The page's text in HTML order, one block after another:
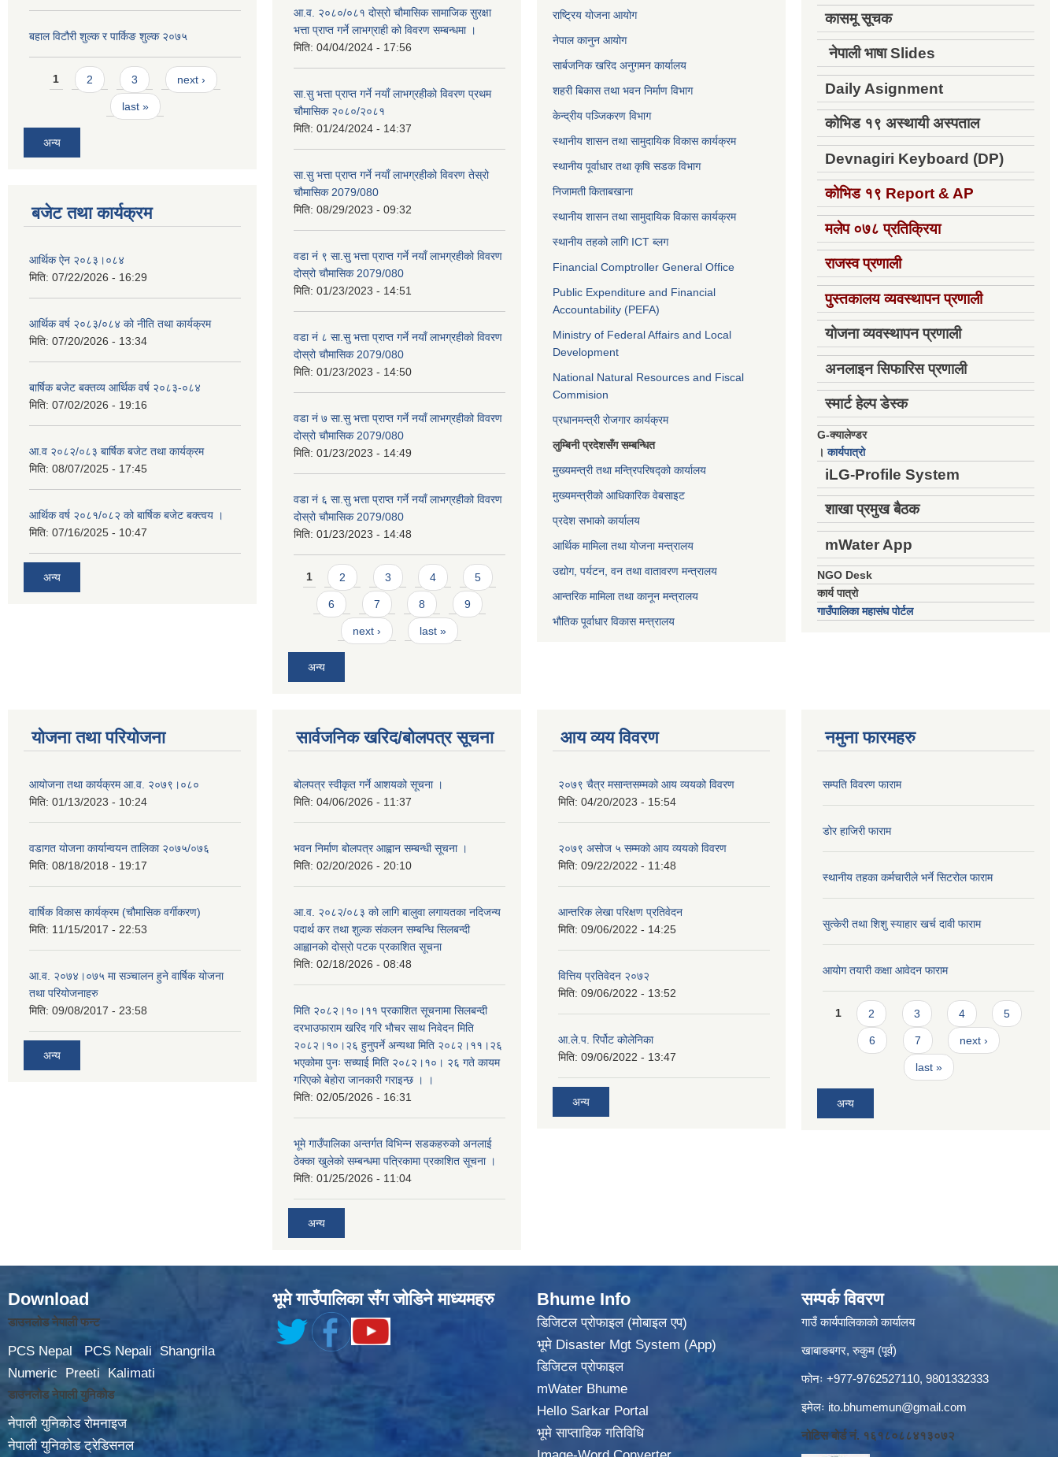
बहाल विटौरी शुल्क र पार्किङ शुल्क २०७५
Pages
1 2 3 next ›
last »
अन्य
बजेट तथा कार्यक्रम
आर्थिक ऐन २०८३।०८४
मिति: 07/22/2026 - 16:29
आर्थिक वर्ष २०८३/०८४ को नीति तथा कार्यक्रम
मिति: 07/20/2026 - 13:34
बार्षिक बजेट बक्तव्य आर्थिक वर्ष २०८३-०८४
मिति: 07/02/2026 - 19:16
आ.व २०८२/०८३ बार्षिक बजेट तथा कार्यक्रम
मिति: 08/07/2025 - 17:45
आर्थिक वर्ष २०८१/०८२ को बार्षिक बजेट बक्त्वय ।
मिति: 07/16/2025 - 10:47
अन्य
आ.व. २०८०/०८१ दोस्रो चौमासिक सामाजिक सुरक्षा
भत्ता प्राप्त गर्ने लाभग्राही को विवरण सम्बन्धमा ।
मिति: 04/04/2024 - 17:56
सा.सु भत्ता प्राप्त गर्ने नयाँ लाभग्रहीको विवरण प्रथम
चौमासिक २०८०/२०८१
मिति: 01/24/2024 - 14:37
सा.सु भत्ता प्राप्त गर्ने नयाँ लाभग्रहीको विवरण तेस्रो
चौमासिक 2079/080
मिति: 08/29/2023 - 09:32
वडा नं ९ सा.सु भत्ता प्राप्त गर्ने नयाँ लाभग्रहीको विवरण
दोस्रो चौमासिक 2079/080
मिति: 01/23/2023 - 14:51
वडा नं ८ सा.सु भत्ता प्राप्त गर्ने नयाँ लाभग्रहीको विवरण
दोस्रो चौमासिक 2079/080
मिति: 01/23/2023 - 14:50
वडा नं ७ सा.सु भत्ता प्राप्त गर्ने नयाँ लाभग्रहीको विवरण
दोस्रो चौमासिक 2079/080
मिति: 01/23/2023 - 14:49
वडा नं ६ सा.सु भत्ता प्राप्त गर्ने नयाँ लाभग्रहीको विवरण
दोस्रो चौमासिक 2079/080
मिति: 01/23/2023 - 14:48
Pages
1 2 3 4 5
6 7 8 9
next › last »
अन्य
राष्ट्रिय योजना आयोग
नेपाल कानुन आयोग
सार्बजनिक खरिद अनुगमन कार्यालय
शहरी बिकास तथा भवन निर्माण विभाग
केन्द्रीय पञ्जिकरण विभाग
स्थानीय शासन तथा सामुदायिक विकास कार्यक्रम
स्थानीय पूर्वाधार तथा कृषि सडक विभाग
निजामती किताबखाना
स्थानीय शासन तथा सामुदायिक विकास कार्यक्रम
स्थानीय तहको लागि ICT ब्लग
Financial Comptroller General Office
Public Expenditure and Financial
Accountability (PEFA)
Ministry of Federal Affairs and Local
Development
National Natural Resources and Fiscal
Commision
प्रधानमन्त्री रोजगार कार्यक्रम
लुम्बिनी प्रदेशसँग सम्बन्धित
मुख्यमन्त्री तथा मन्त्रिपरिषद्को कार्यालय
मुख्यमन्त्रीको आधिकारिक वेबसाइट
प्रदेश सभाको कार्यालय
आर्थिक मामिला तथा योजना मन्त्रालय
उद्योग, पर्यटन, वन तथा वातावरण मन्त्रालय
आन्तरिक मामिला तथा कानून मन्त्रालय
भौतिक पूर्वाधार विकास मन्त्रालय
कासमू सूचक
नेपाली भाषा Slides
Daily Asignment
कोभिड १९ अस्थायी अस्पताल
Devnagiri Keyboard (DP)
कोभिड १९ Report & AP
मलेप ०७८ प्रतिक्रिया
राजस्व प्रणाली
पुस्तकालय व्यवस्थापन प्रणाली
योजना व्यवस्थापन प्रणाली
अनलाइन सिफारिस प्रणाली
स्मार्ट हेल्प डेस्क
G-क्यालेण्डर
।कार्यपात्रो
iLG-Profile System
शाखा प्रमुख बैठक
mWater App
NGO Desk
कार्य पात्रो
गाउँपालिका महासंघ पोर्टल
योजना तथा परियोजना
आयोजना तथा कार्यक्रम आ.व. २०७९।०८०
मिति: 01/13/2023 - 10:24
वडागत योजना कार्यान्वयन तालिका २०७५/०७६
मिति: 08/18/2018 - 19:17
वार्षिक विकास कार्यक्रम (चौमासिक वर्गीकरण)
मिति: 11/15/2017 - 22:53
आ.व. २०७४।०७५ मा सञ्चालन हुने वार्षिक योजना
तथा परियोजनाहरु
मिति: 09/08/2017 - 23:58
अन्य
सार्वजनिक खरिद/बोलपत्र सूचना
बोलपत्र स्वीकृत गर्ने आशयको सूचना ।
मिति: 04/06/2026 - 11:37
भवन निर्माण बोलपत्र आह्वान सम्बन्धी सूचना ।
मिति: 02/20/2026 - 20:10
आ.व. २०८२/०८३ को लागि बालुवा लगायतका नदिजन्य
पदार्थ कर तथा शुल्क संकलन सम्बन्धि सिलबन्दी
आह्वानको दोस्रो पटक प्रकाशित सूचना
मिति: 02/18/2026 - 08:48
मिति २०८२।१०।११ प्रकाशित सूचनामा सिलबन्दी
दरभाउफाराम खरिद गरि भौचर साथ निवेदन मिति
२०८२।१०।२६ हुनुपर्ने अन्यथा मिति २०८२।११।२६
भएकोमा पुनः सच्याई मिति २०८२।१०। २६ गते कायम
गरिएको बेहोरा जानकारी गराइन्छ । ।
मिति: 02/05/2026 - 16:31
भूमे गाउँपालिका अन्तर्गत विभिन्न सडकहरुको अनलाई
ठेक्का खुलेको सम्बन्धमा पत्रिकामा प्रकाशित सूचना ।
मिति: 01/25/2026 - 11:04
अन्य
आय व्यय विवरण
२०७९ चैत्र मसान्तसम्मको आय व्ययको विवरण
मिति: 04/20/2023 - 15:54
२०७९ असोज ५ सम्मको आय व्ययको विवरण
मिति: 09/22/2022 - 11:48
आन्तरिक लेखा परिक्षण प्रतिवेदन
मिति: 09/06/2022 - 14:25
वित्तिय प्रतिवेदन २०७२
मिति: 09/06/2022 - 13:52
आ.ले.प. रिर्पोट कोलेनिका
मिति: 09/06/2022 - 13:47
अन्य
नमुना फारमहरु
सम्पति विवरण फाराम
डोर हाजिरी फाराम
स्थानीय तहका कर्मचारीले भर्ने सिटरोल फाराम
सुत्केरी तथा शिशु स्याहार खर्च दावी फाराम
आयोग तयारी कक्षा आवेदन फाराम
Pages
1 2 3 4 5
6 7 next ›
last »
अन्य
Download
डाउनलोड नेपाली फन्ट
PCS Nepal PCS Nepali
Shangrila
Numeric
Preeti Kalimati
डाउनलोड नेपाली युनिकोड
नेपाली युनिकोड रोमनाइज
नेपाली युनिकोड ट्रेडिसनल
भूमे गाउँपालिका सँग जोडिने माध्यमहरु Bhume Info
डिजिटल प्रोफाइल (मोबाइल एप)
भूमे Disaster Mgt System (App)
डिजिटल प्रोफाइल
mWater Bhume
Hello Sarkar Portal
भूमे साप्ताहिक गतिविधि
सम्पर्क विवरण
गाउँ कार्यपालिकाको कार्यालय
खाबाङबगर, रुकुम (पूर्व)
फोनः +977-9762527110, 9801332333
इमेलः ito.bhumemun@gmail.com
नोटिस बोर्ड नं. १६१८०८८४१३०७२